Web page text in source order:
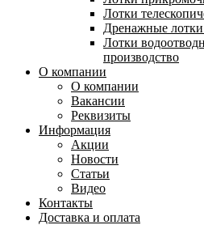
Лотки
Дренажные
Лотки
производство
О компании
О компании
Вакансии
Реквизиты
Информация
Акции
Новости
Статьи
Видео
Контакты
Доставка и оплата